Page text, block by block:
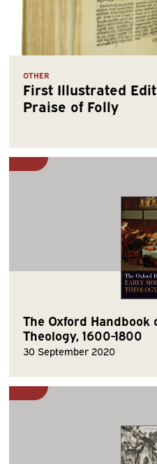
OTHER
First Illustrated
Praise of Folly
The Oxford Handbook
Theology, 1600-1800
30 September 2020